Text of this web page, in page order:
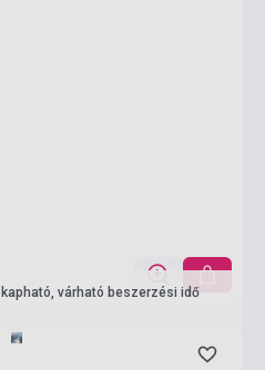
várható beszerzési idő